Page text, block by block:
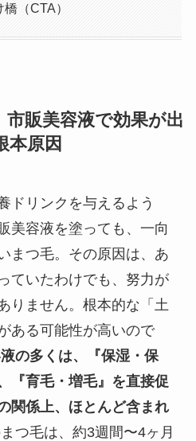
（CTA）
販美容液で効果が出
本原因
ドリンクを与えるよう
美容液を塗っても、一向
まつ毛。その原因は、あ
ていたわけでも、努力が
りません。根本的な「土
ある可能性が高いので
の多くは、『保湿・保
『育毛・増毛』を直接促
関係上、ほとんど含まれ
つ毛は、約3週間〜4ヶ月